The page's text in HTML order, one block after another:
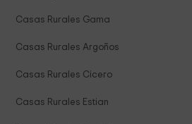
Casas Rurales Gama
Casas Rurales Argoños
Casas Rurales Cicero
Casas Rurales Estian